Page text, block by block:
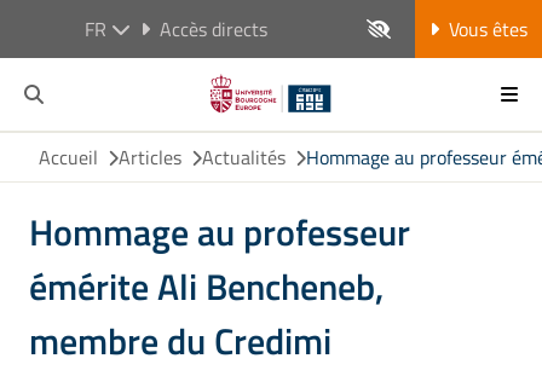
FR Accès directs Vous êtes
Accueil Articles Actualités Hommage au professeur
Hommage au professeur
émérite Ali Bencheneb,
membre du Credimi